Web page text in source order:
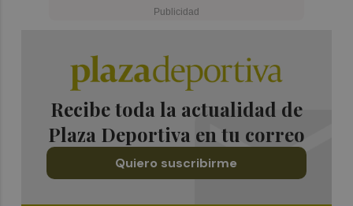
Recibe toda la actualidad de
Plaza Deportiva en tu correo
Quiero suscribirme